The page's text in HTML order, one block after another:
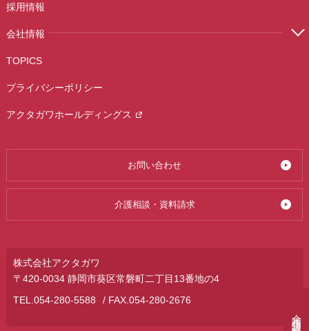
介護相談・資料請求
採用情報
会社情報
お問い合わせ
TOPICS
介護相談・資料請求
プライバシーポリシー
アクタガワホールディングス
株式会社アクタガワ
〒420-0034 静岡市葵区常磐町二丁目13番地の4
TEL. 054-280-5588 / FAX.054-280-2676